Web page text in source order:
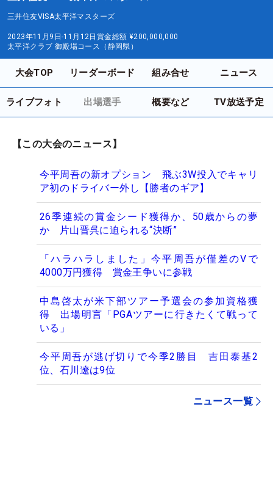
三井住友VISA太平洋マスターズ
2023年11月9日-11月12日 賞金総額 ¥200,000,000
太平洋クラブ 御殿場コース（静岡県）
大会TOP リーダーボード 組み合せ ニュース
ライブフォト 出場選手 概要など TV放送予定
【この大会のニュース】
今平周吾の新オプション 飛ぶ3W投入でキャリ
ア初のドライバー外し【勝者のギア】
26季連続の賞金シード獲得か、50歳からの夢
か 片山晋呉に迫られる“決断”
「ハラハラしました」今平周吾が僅差のVで
4000万円獲得 賞金王争いに参戦
中島啓太が米下部ツアー予選会の参加資格獲
得 出場明言「PGAツアーに行きたくて戦って
いる」
今平周吾が逃げ切りで今季2勝目 吉田泰基2
位、石川遼は9位
ニュース一覧